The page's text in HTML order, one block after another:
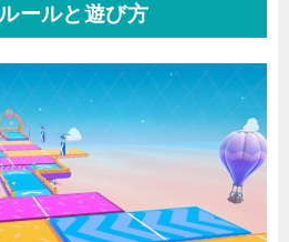
ールと遊び方